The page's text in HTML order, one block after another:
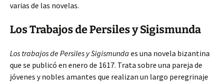
varias de las novelas.
Los Trabajos de Persiles y Sigismunda
Los trabajos de Persiles y Sigismunda es una novela bizantina
que se publicó en enero de 1617. Trata sobre una pareja de
jóvenes y nobles amantes que realizan un largo peregrinaje